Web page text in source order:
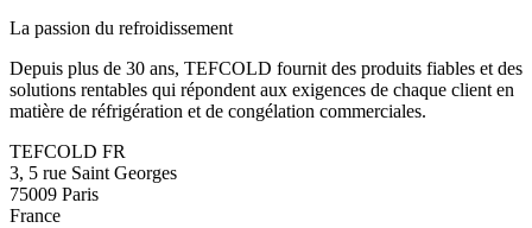
La passion du refroidissement
Depuis plus de 30 ans, TEFCOLD fournit des produits fiables et des
solutions rentables qui répondent aux exigences de chaque client en
matière de réfrigération et de congélation commerciales.
TEFCOLD FR
3, 5 rue Saint Georges
75009 Paris
France